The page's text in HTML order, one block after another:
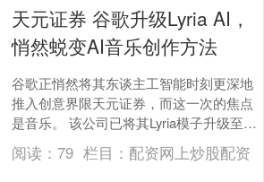
天元证券 谷歌升级Lyria AI，
悄然蜕变AI音乐创作方法
谷歌正悄然将其东谈主工智能时刻更深地
推入创意界限天元证券，而这一次的焦点
是音乐。 该公司已将其Lyria模子升级至新
版块Lyria 3 Pro，使用户大约创作更....
阅读：79 栏目： 配资网上炒股配资